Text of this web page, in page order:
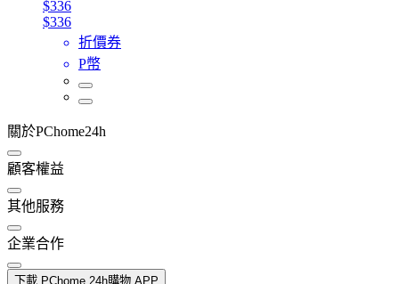
$336
$336
折價券
P幣
關於PChome24h
顧客權益
其他服務
企業合作
下載 PChome 24h購物 APP